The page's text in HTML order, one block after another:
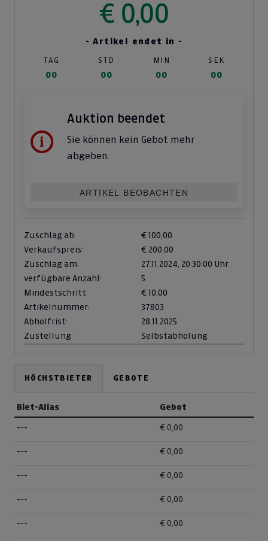
€ 0,00
- Artikel endet in -
TAG STD MIN SEK
00 00 00 00
Auktion beendet
Sie können kein Gebot mehr
abgeben.
ARTIKEL BEOBACHTEN
Zuschlag ab:
€ 100,00
Verkaufspreis:
€ 200,00
Zuschlag am:
27.11.2024, 20:30:00 Uhr
verfügbare Anzahl:
5
Mindestschritt:
€ 10,00
Artikelnummer:
37803
Abholfrist:
28.11.2025
Zustellung:
Selbstabholung
HÖCHSTBIETER GEBOTE
Biet-Alias Gebot
--- € 0,00
--- € 0,00
--- € 0,00
--- € 0,00
--- € 0,00